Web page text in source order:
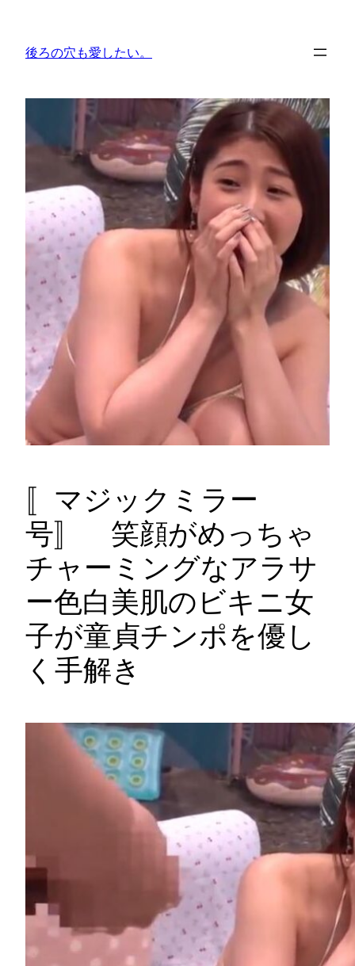
後ろの穴も愛したい。
〚マジックミラー
号〛 笑顔がめっちゃ
チャーミングなアラサ
ー色白美肌のビキニ女
子が童貞チンポを優し
く手解き